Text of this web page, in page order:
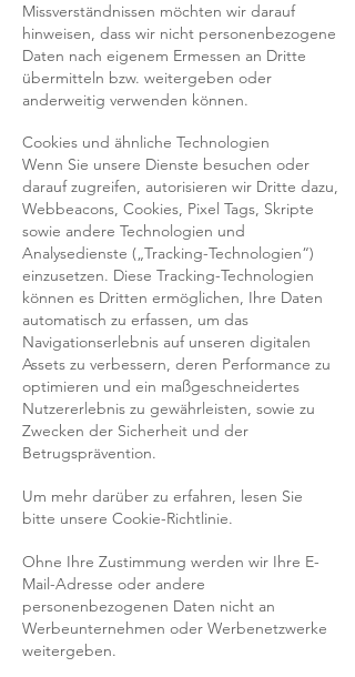
Missverständnissen möchten wir darauf
hinweisen, dass wir nicht personenbezogene
Daten nach eigenem Ermessen an Dritte
übermitteln bzw. weitergeben oder
anderweitig verwenden können.
Cookies und ähnliche Technologien
Wenn Sie unsere Dienste besuchen oder
darauf zugreifen, autorisieren wir Dritte dazu,
Webbeacons, Cookies, Pixel Tags, Skripte
sowie andere Technologien und
Analysedienste („Tracking-Technologien“)
einzusetzen. Diese Tracking-Technologien
können es Dritten ermöglichen, Ihre Daten
automatisch zu erfassen, um das
Navigationserlebnis auf unseren digitalen
Assets zu verbessern, deren Performance zu
optimieren und ein maßgeschneidertes
Nutzererlebnis zu gewährleisten, sowie zu
Zwecken der Sicherheit und der
Betrugsprävention.
Um mehr darüber zu erfahren, lesen Sie
bitte unsere Cookie-Richtlinie.
Ohne Ihre Zustimmung werden wir Ihre E-
Mail-Adresse oder andere
personenbezogenen Daten nicht an
Werbeunternehmen oder Werbenetzwerke
weitergeben.